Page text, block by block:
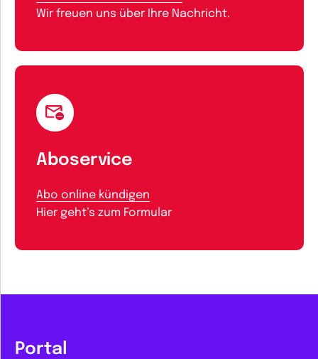
Wir freuen uns über Ihre Nachricht.
Aboservice
Abo online kündigen
Hier geht’s zum Formular
Portal